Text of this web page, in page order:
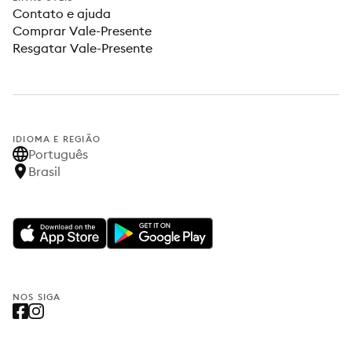
Contato e ajuda
Comprar Vale-Presente
Resgatar Vale-Presente
IDIOMA E REGIÃO
Português
Brasil
NOS SIGA